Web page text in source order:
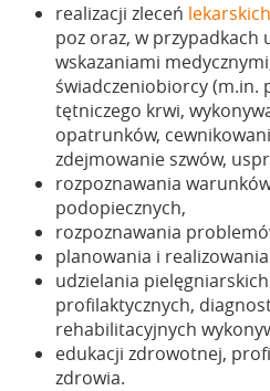
realizacji zleceń lekarskich
poz oraz, w przypadkach
wskazaniami
świadczeniobiorcy (m.in.
tętniczego krwi,
opatrunków,
zdejmowanie szwów,
rozpoznawania
podopiecznych,
rozpoznawania
planowania i
udzielania
profilaktycznych,
rehabilitacyjnych
edukacji zdrowotnej,
zdrowia.